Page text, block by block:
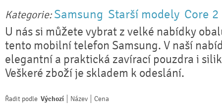
Kategorie: Samsung Starší modely Core 2
U nás si můžete vybrat z velké nabídky
tento mobilní telefon Samsung. V naší
elegantní a praktická zavírací pouzdra i
Veškeré zboží je skladem k odeslání.
Řadit podle Výchozí Název Cena